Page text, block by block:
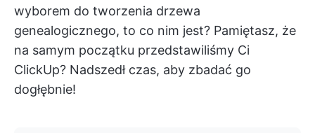
wyborem do tworzenia drzewa
genealogicznego, to co nim jest? Pamiętasz, że
na samym początku przedstawiliśmy Ci
ClickUp? Nadszedł czas, aby zbadać go
dogłębnie!